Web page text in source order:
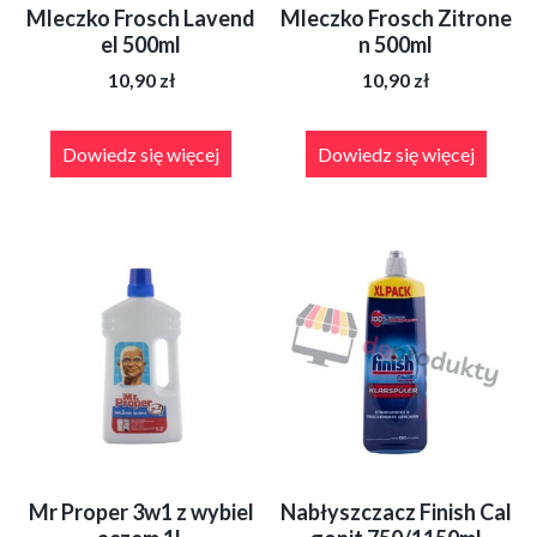
Mleczko Frosch Lavend
el 500ml
10,90 zł
Dowiedz się więcej
Mleczko Frosch Zitrone
n 500ml
10,90 zł
Dowiedz się więcej
Mr Proper 3w1 z wybiel
Nabłyszczacz Finish Cal